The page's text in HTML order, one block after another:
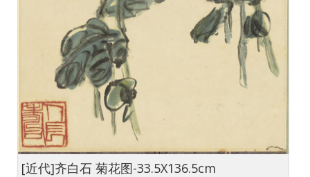
[近代]齐白石 菊花图-33.5X136.5cm